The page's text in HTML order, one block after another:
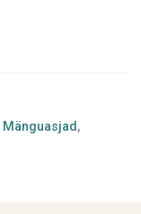
Mänguasjad ,